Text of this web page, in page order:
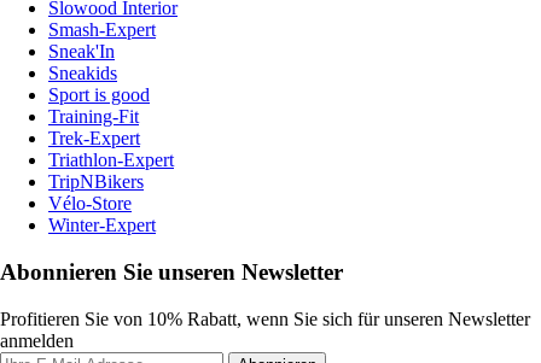
Slowood Interior
Smash-Expert
Sneak'In
Sneakids
Sport is good
Training-Fit
Trek-Expert
Triathlon-Expert
TripNBikers
Vélo-Store
Winter-Expert
Abonnieren Sie unseren Newsletter
Profitieren Sie von 10% Rabatt, wenn Sie sich für unseren Newsletter
anmelden